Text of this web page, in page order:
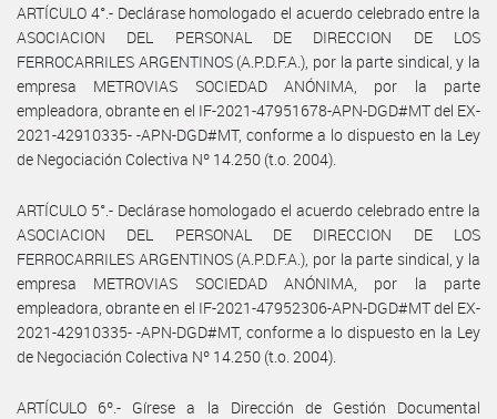
ARTÍCULO 4°.- Declárase homologado el acuerdo celebrado entre la
ASOCIACION DEL PERSONAL DE DIRECCION DE LOS
FERROCARRILES ARGENTINOS (A.P.D.F.A.), por la parte sindical, y la
empresa METROVIAS SOCIEDAD ANÓNIMA, por la parte
empleadora, obrante en el IF-2021-47951678-APN-DGD#MT del EX-
2021-42910335- -APN-DGD#MT, conforme a lo dispuesto en la Ley
de Negociación Colectiva Nº 14.250 (t.o. 2004).
ARTÍCULO 5°.- Declárase homologado el acuerdo celebrado entre la
ASOCIACION DEL PERSONAL DE DIRECCION DE LOS
FERROCARRILES ARGENTINOS (A.P.D.F.A.), por la parte sindical, y la
empresa METROVIAS SOCIEDAD ANÓNIMA, por la parte
empleadora, obrante en el IF-2021-47952306-APN-DGD#MT del EX-
2021-42910335- -APN-DGD#MT, conforme a lo dispuesto en la Ley
de Negociación Colectiva Nº 14.250 (t.o. 2004).
ARTÍCULO 6º.- Gírese a la Dirección de Gestión Documental